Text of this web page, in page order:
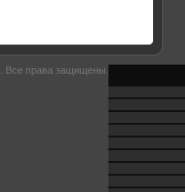
. Все права защищены.